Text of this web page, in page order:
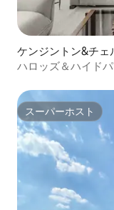
ケンジントン&チェ
パート
ハロッズ＆ハイド
スーパーホスト
スーパーホスト